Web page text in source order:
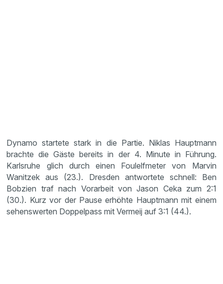
Dynamo startete stark in die Partie. Niklas Hauptmann
brachte die Gäste bereits in der 4. Minute in Führung.
Karlsruhe glich durch einen Foulelfmeter von Marvin
Wanitzek aus (23.). Dresden antwortete schnell: Ben
Bobzien traf nach Vorarbeit von Jason Ceka zum 2:1
(30.). Kurz vor der Pause erhöhte Hauptmann mit einem
sehenswerten Doppelpass mit Vermeij auf 3:1 (44.).